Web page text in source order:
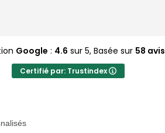
Google : 4.6 sur 5, Basée sur 58 avis
Certifié par: Trustindex